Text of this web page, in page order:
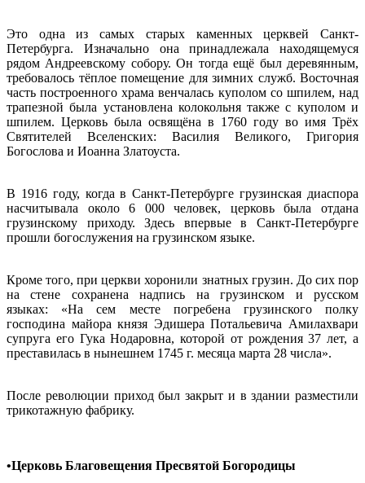
Это одна из самых старых каменных церквей Санкт-
Петербурга. Изначально она принадлежала находящемуся
рядом Андреевскому собору. Он тогда ещё был деревянным,
требовалось тёплое помещение для зимних служб. Восточная
часть построенного храма венчалась куполом со шпилем, над
трапезной была установлена колокольня также с куполом и
шпилем. Церковь была освящёна в 1760 году во имя Трёх
Святителей Вселенских: Василия Великого, Григория
Богослова и Иоанна Златоуста.
В 1916 году, когда в Санкт-Петербурге грузинская диаспора
насчитывала около 6 000 человек, церковь была отдана
грузинскому приходу. Здесь впервые в Санкт-Петербурге
прошли богослужения на грузинском языке.
Кроме того, при церкви хоронили знатных грузин. До сих пор
на стене сохранена надпись на грузинском и русском
языках: «На сем месте погребена грузинского полку
господина майора князя Эдишера Потальевича Амилахвари
супруга его Гука Нодаровна, которой от рождения 37 лет, а
преставилась в нынешнем 1745 г. месяца марта 28 числа».
После революции приход был закрыт и в здании разместили
трикотажную фабрику.
•Церковь Благовещения Пресвятой Богородицы